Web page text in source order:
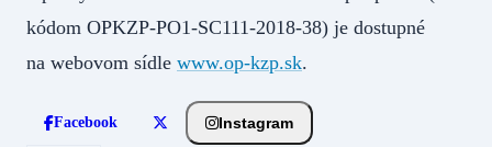
kódom OPKZP-PO1-SC111-2018-38) je dostupné
na webovom sídle www.op-kzp.sk.
Facebook Instagram